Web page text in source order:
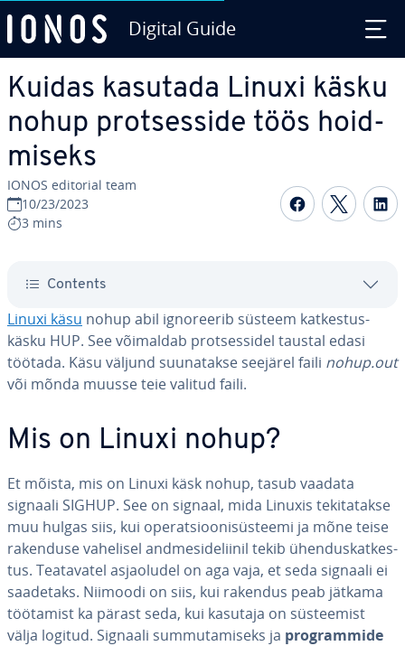
Digital Guide
Kuidas kasutada Linuxi käsku
nohup prot­ses­side töös hoid­
miseks
IONOS editorial team
10/23/2023
3 mins
Share on
Contents
Linuxi käsu nohup abil ig­no­ree­rib süsteem kat­kes­tus­
käsku HUP. See võimaldab prot­ses­si­del taustal edasi
töötada. Käsu väljund suu­na­takse seejärel faili nohup.out
või mõnda muusse teie valitud faili.
Mis on Linuxi nohup?
Et mõista, mis on Linuxi käsk nohup, tasub vaadata
signaali SIGHUP. See on signaal, mida Linuxis te­ki­ta­takse
muu hulgas siis, kui ope­rat­sioo­ni­süs­teemi ja mõne teise
rakenduse vahelisel and­me­si­de­lii­nil tekib ühen­dus­kat­kes­
tus. Tea­ta­va­tel as­jaolu­del on aga vaja, et seda signaali ei
saadetaks. Niimoodi on siis, kui rakendus peab jätkama
töötamist ka pärast seda, kui kasutaja on süs­tee­mist
välja logitud. Signaali sum­mu­ta­miseks ja prog­rammide